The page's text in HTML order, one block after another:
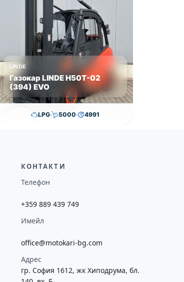
LINDE
Газокар LINDE H50T-02
(394) EVO
LPG 5000 4991
2019
КОНТАКТИ
Телефон
+359 889 439 749
Имейл
office@motokari-bg.com
Адрес
гр. София 1612, жк Хиподрума, бл.